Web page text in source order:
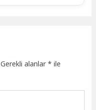
Gerekli alanlar* ile